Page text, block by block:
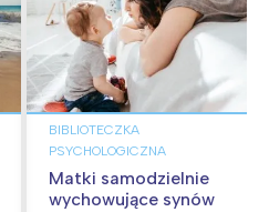
BIBLIOTECZKA
PSYCHOLOGICZNA
Matki samodzielnie
wychowujące synów